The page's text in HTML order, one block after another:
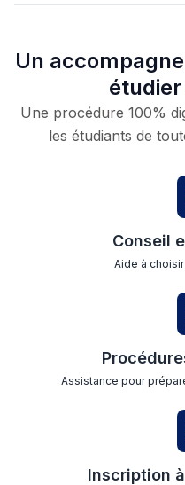
Un
Une procédure 100%
les étudiants de
Conseil
Aide à
Assistance pour
Inscription